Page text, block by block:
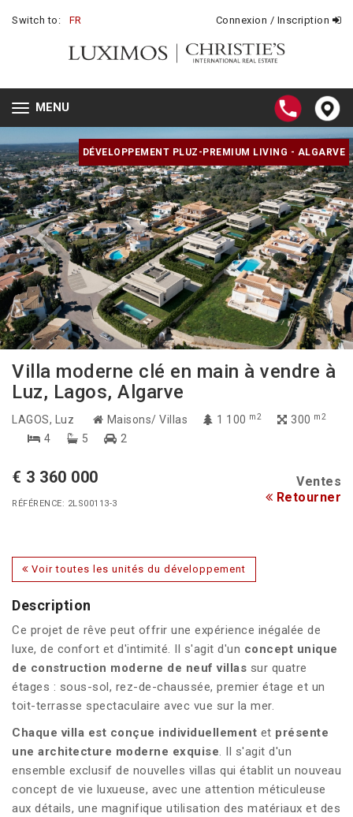
Switch to: FR Connexion / Inscription
Toggle
navigation
MENU
DÉVELOPPEMENT PLUZ-PREMIUM LIVING - ALGARVE
Villa moderne clé en main à vendre à
Luz, Lagos, Algarve
LAGOS, Luz Maisons/ Villas 1 100 m2 300 m2
4 5 2
€ 3 360 000 Ventes
RÉFÉRENCE: 2LS00113-3 Retourner
Voir toutes les unités du développement
Description
Ce projet de rêve peut offrir une expérience inégalée de
luxe, de confort et d'intimité. Il s'agit d'un concept unique
de construction moderne de neuf villas sur quatre
étages : sous-sol, rez-de-chaussée, premier étage et un
toit-terrasse spectaculaire avec vue sur la mer.
Chaque villa est conçue individuellement et présente
une architecture moderne exquise. Il s'agit d'un
ensemble exclusif de nouvelles villas qui établit un nouveau
concept de vie luxueuse, avec une attention méticuleuse
aux détails, une magnifique utilisation des matériaux et des